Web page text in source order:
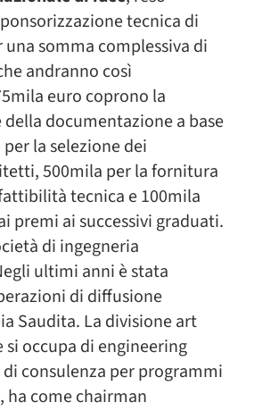
tecnica di
una somma complessiva di
andranno così
euro coprono la
documentazione a base
la selezione dei
500mila per la fornitura
tecnica e 100mila
premi ai successivi graduati.
di ingegneria
ultimi anni è stata
di diffusione
Saudita. La divisione art
si occupa di engineering
consulenza per programmi
ha come chairman